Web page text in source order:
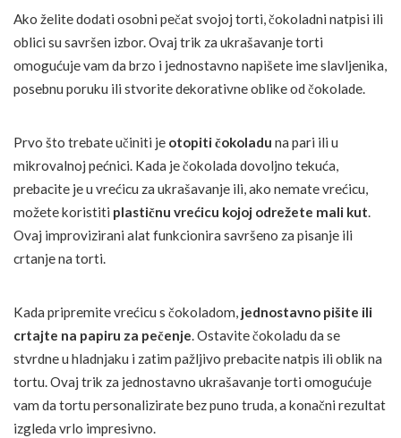
Ako želite dodati osobni pečat svojoj torti, čokoladni natpisi ili
oblici su savršen izbor. Ovaj trik za ukrašavanje torti
omogućuje vam da brzo i jednostavno napišete ime slavljenika,
posebnu poruku ili stvorite dekorativne oblike od čokolade.
Prvo što trebate učiniti je otopiti čokoladu na pari ili u
mikrovalnoj pećnici. Kada je čokolada dovoljno tekuća,
prebacite je u vrećicu za ukrašavanje ili, ako nemate vrećicu,
možete koristiti plastičnu vrećicu kojoj odrežete mali kut.
Ovaj improvizirani alat funkcionira savršeno za pisanje ili
crtanje na torti.
Kada pripremite vrećicu s čokoladom, jednostavno pišite ili
crtajte na papiru za pečenje. Ostavite čokoladu da se
stvrdne u hladnjaku i zatim pažljivo prebacite natpis ili oblik na
tortu. Ovaj trik za jednostavno ukrašavanje torti omogućuje
vam da tortu personalizirate bez puno truda, a konačni rezultat
izgleda vrlo impresivno.